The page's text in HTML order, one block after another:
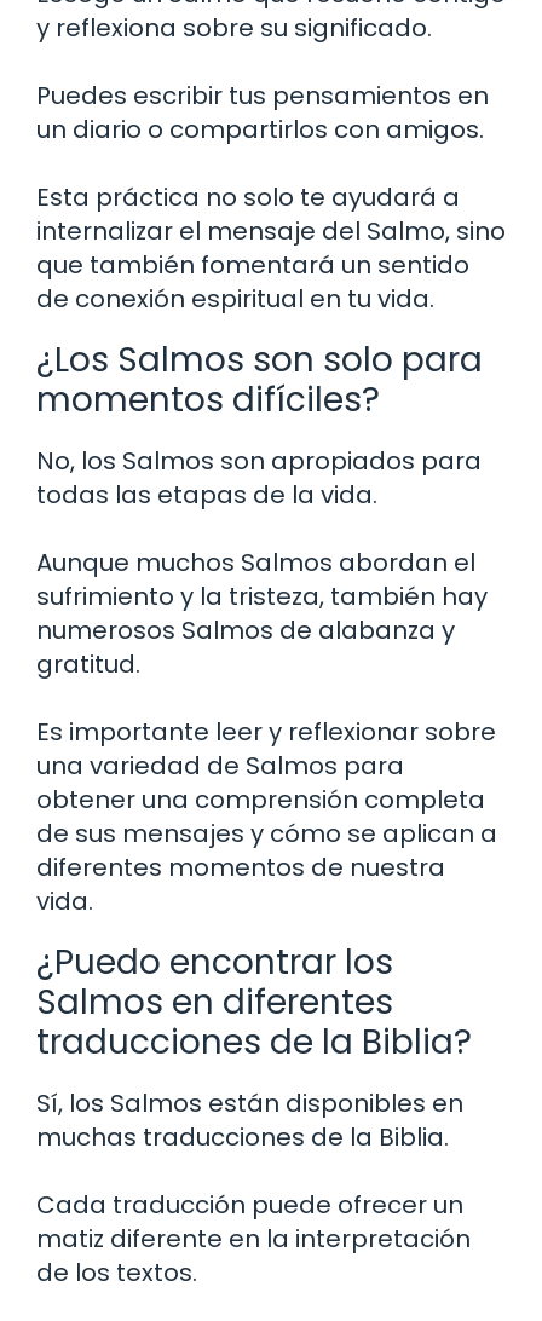
y reflexiona sobre su significado.
Puedes escribir tus pensamientos en
un diario o compartirlos con amigos.
Esta práctica no solo te ayudará a
internalizar el mensaje del Salmo, sino
que también fomentará un sentido
de conexión espiritual en tu vida.
¿Los Salmos son solo para
momentos difíciles?
No, los Salmos son apropiados para
todas las etapas de la vida.
Aunque muchos Salmos abordan el
sufrimiento y la tristeza, también hay
numerosos Salmos de alabanza y
gratitud.
Es importante leer y reflexionar sobre
una variedad de Salmos para
obtener una comprensión completa
de sus mensajes y cómo se aplican a
diferentes momentos de nuestra
vida.
¿Puedo encontrar los
Salmos en diferentes
traducciones de la Biblia?
Sí, los Salmos están disponibles en
muchas traducciones de la Biblia.
Cada traducción puede ofrecer un
matiz diferente en la interpretación
de los textos.